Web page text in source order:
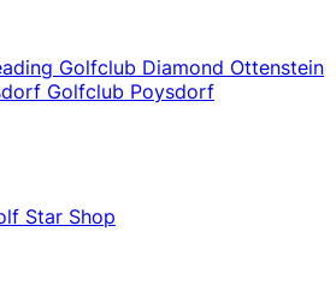
Golfclub Diamond Ottenstein
Golfclub Poysdorf
Star Shop